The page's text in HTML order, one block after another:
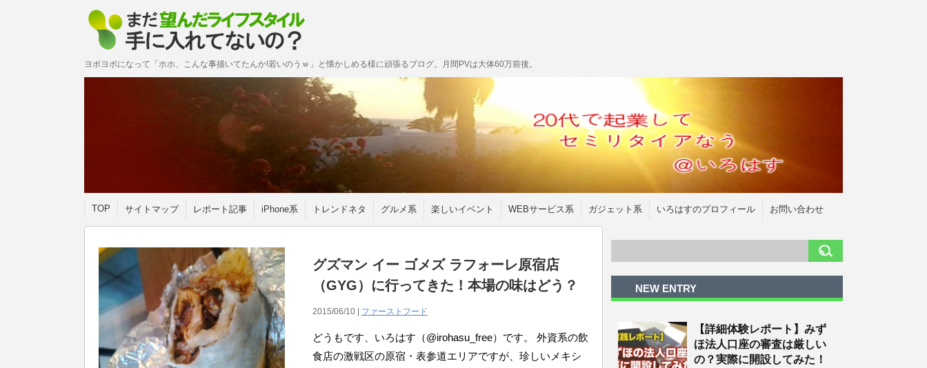
ヨボヨボになって「ホホ、こんな事描いてたんか!若いのうｗ」と懐かしめる様に頑張るブログ。月間PVは大体60万前後。
TOP サイトマップ レポート記事 iPhone系 トレンドネタ グルメ系 楽しいイベント WEBサービス系 ガジェット系 いろはすのプロフィール お問い合わせ
グズマン イー ゴメズ ラフォーレ原宿店
（GYG）に行ってきた！本場の味はどう？
2015/06/10 | ファーストフード
どうもです、いろはす（@irohasu_free）です。 外資系の飲
食店の激戦区の原宿・表参道エリアですが、珍しいメキシ
NEW ENTRY
【詳細体験レポート】みず
ほ法人口座の審査は厳しい
の？実際に開設してみた！